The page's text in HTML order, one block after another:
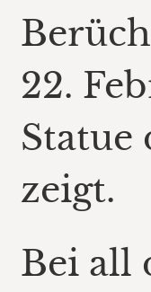
22.
Statue
zeigt.
Bei all